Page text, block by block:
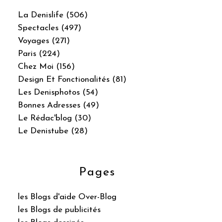
La Denislife (506)
Spectacles (497)
Voyages (271)
Paris (224)
Chez Moi (156)
Design Et Fonctionalités (81)
Les Denisphotos (54)
Bonnes Adresses (49)
Le Rédac'blog (30)
Le Denistube (28)
Pages
les Blogs d'aide Over-Blog
les Blogs de publicités